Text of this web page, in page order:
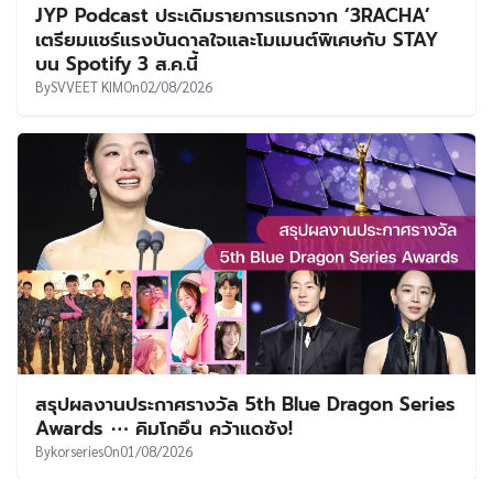
JYP Podcast ประเดิมรายการแรกจาก ‘3RACHA’
เตรียมแชร์แรงบันดาลใจและโมเมนต์พิเศษกับ STAY
บน Spotify 3 ส.ค.นี้
BySVVEET KIMOn02/08/2026
สรุปผลงานประกาศรางวัล 5th Blue Dragon Series
Awards ⋯ คิมโกอึน คว้าแดซัง!
BykorseriesOn01/08/2026